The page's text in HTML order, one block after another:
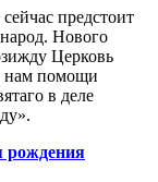
предстоит
Нового
Церковь
нам помощи
в деле
рождения